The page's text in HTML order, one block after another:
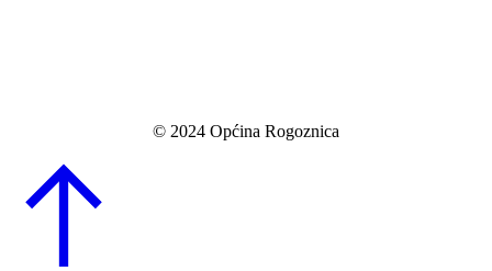
© 2024 Općina Rogoznica